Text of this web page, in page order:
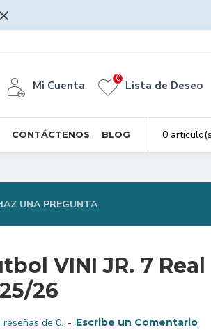
Mi Cuenta Lista de Deseo
0
CONTÁCTENOS BLOG 0
UNA PREGUNTA
VINI JR. 7
26
de 0. - Escribe un Comentario